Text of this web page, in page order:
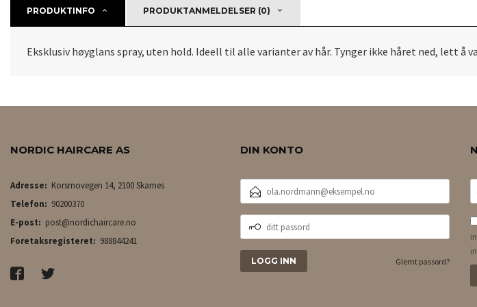
PRODUKTINFO PRODUKTANMELDELSER (0)
Eksklusiv høyglans spray, uten hold. Ideell til alle varianter av hår. Tynger ikke håret ned, lett å
NORDIC HAIRCARE AS
Adresse: Korsmovegen 14, 2100 Skarnes
Telefon: 90200370
E-post: post@nordichaircare.no
Foretaksregisteret: 988844241
DIN KONTO
POSTADRESSE
PASSORD
Glemt passord?